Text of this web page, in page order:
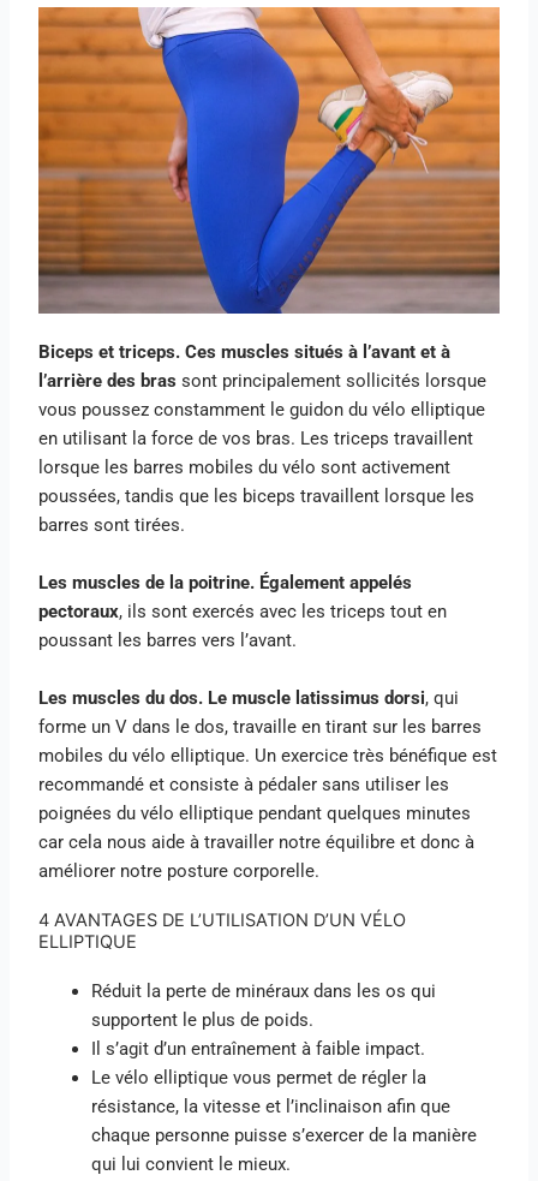
Biceps et triceps. Ces muscles situés à l’avant et à
l’arrière des bras sont principalement sollicités lorsque
vous poussez constamment le guidon du vélo elliptique
en utilisant la force de vos bras. Les triceps travaillent
lorsque les barres mobiles du vélo sont activement
poussées, tandis que les biceps travaillent lorsque les
barres sont tirées.
Les muscles de la poitrine. Également appelés
pectoraux, ils sont exercés avec les triceps tout en
poussant les barres vers l’avant.
Les muscles du dos. Le muscle latissimus dorsi, qui
forme un V dans le dos, travaille en tirant sur les barres
mobiles du vélo elliptique. Un exercice très bénéfique est
recommandé et consiste à pédaler sans utiliser les
poignées du vélo elliptique pendant quelques minutes
car cela nous aide à travailler notre équilibre et donc à
améliorer notre posture corporelle.
4 AVANTAGES DE L’UTILISATION D’UN VÉLO
ELLIPTIQUE
Réduit la perte de minéraux dans les os qui
supportent le plus de poids.
Il s’agit d’un entraînement à faible impact.
Le vélo elliptique vous permet de régler la
résistance, la vitesse et l’inclinaison afin que
chaque personne puisse s’exercer de la manière
qui lui convient le mieux.